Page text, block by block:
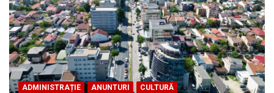
ADMINISTRAȚIE ANUNTURI CULTURĂ